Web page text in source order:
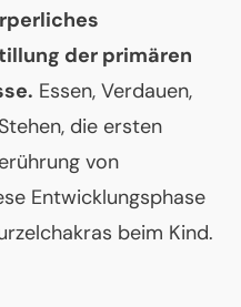
der primären
Essen, Verdauen,
die ersten
von
Entwicklungsphase
beim Kind.